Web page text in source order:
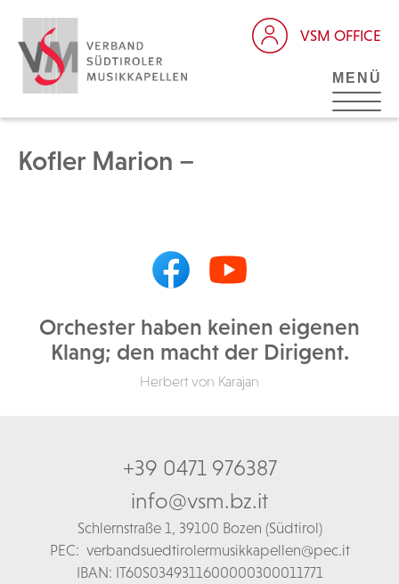
VSM OFFICE
MENÜ
Kofler Marion –
Orchester haben keinen eigenen
Klang; den macht der Dirigent.
Herbert von Karajan
+39 0471 976387
info@vsm.bz.it
Schlernstraße 1, 39100 Bozen (Südtirol)
PEC: verbandsuedtirolermusikkapellen@pec.it
IBAN: IT60S0349311600000300011771